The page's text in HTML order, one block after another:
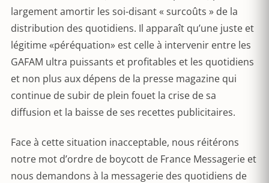
largement amortir les soi-disant « surcoûts » de la
distribution des quotidiens. Il apparaît qu’une juste et
légitime «péréquation» est celle à intervenir entre les
GAFAM ultra puissants et profitables et les quotidiens
et non plus aux dépens de la presse magazine qui
continue de subir de plein fouet la crise de sa
diffusion et la baisse de ses recettes publicitaires.
Face à cette situation inacceptable, nous réitérons
notre mot d’ordre de boycott de France Messagerie et
nous demandons à la messagerie des quotidiens de